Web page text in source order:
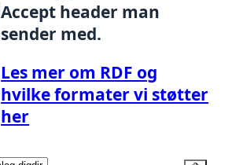
Accept header man
sender med.
Les mer om RDF og
hvilke formater vi støtter
her